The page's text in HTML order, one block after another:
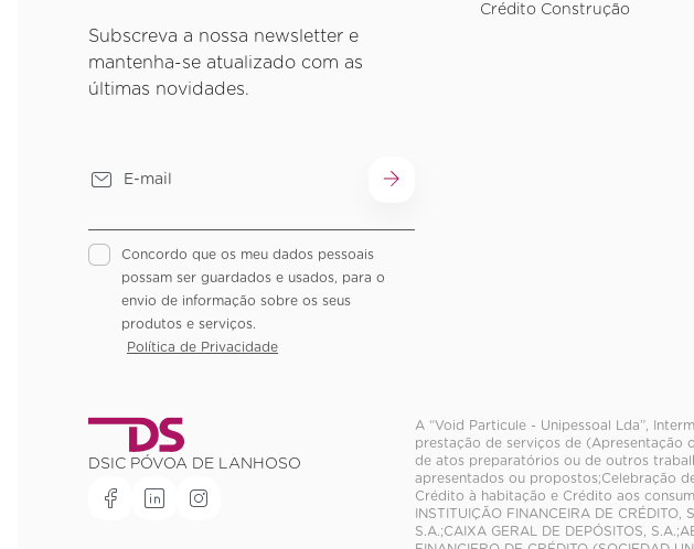
Subscreva a nossa newsletter e
mantenha-se atualizado com as
últimas novidades.
Concordo que os meu dados pessoais
possam ser guardados e usados, para o
envio de informação sobre os seus
produtos e serviços.
Política de Privacidade
Crédito Construção
DSIC PÓVOA DE LANHOSO
A “Void Particule - Unipessoal Lda”,
prestação de serviços de (Apresentação
de atos preparatórios ou de outros
apresentados ou propostos;Celebração
Crédito à habitação e Crédito aos
INSTITUIÇÃO FINANCEIRA DE
S.A.;CAIXA GERAL DE DEPÓSITOS,